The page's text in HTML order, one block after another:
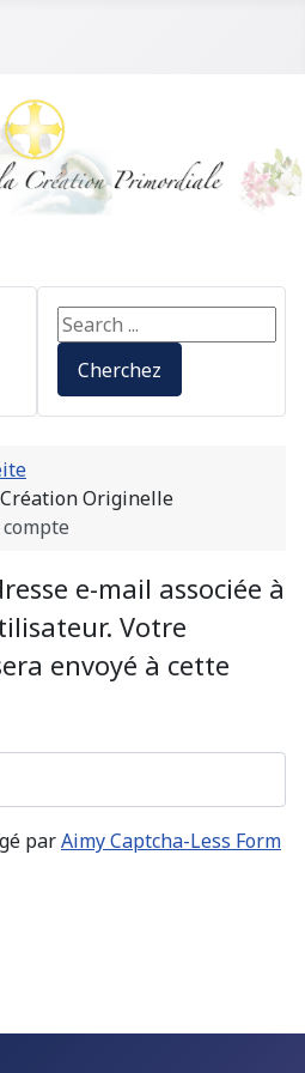
Search ...
Cherchez
Originelle
e-mail associée à
Votre
envoyé à cette
parAimy Captcha-Less Form